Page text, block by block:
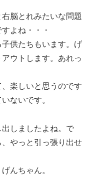
脳とれみたいな問題
よね・・・
供たちもいます。げ
ウトします。あれっ
楽しいと思うのです
ないです。
しましたよね。で
やっと引っ張り出せ
んちゃん。